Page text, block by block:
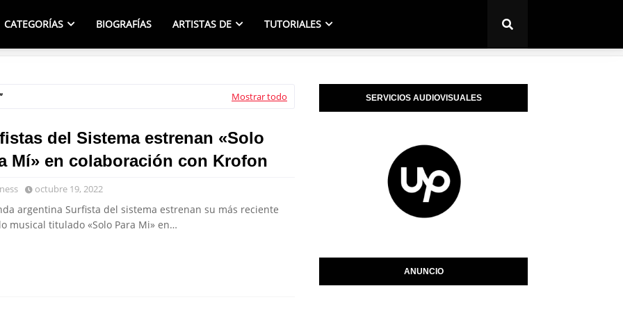
CATEGORÍAS BIOGRAFÍAS ARTISTAS DE TUTORIALES
Mostrar todo
del Sistema estrenan «Solo
Mí» en colaboración con Krofon
octubre 19, 2022
argentina Surfista del sistema estrenan su más reciente
musical titulado «Solo Para Mi» en…
SERVICIOS AUDIOVISUALES
ANUNCIO